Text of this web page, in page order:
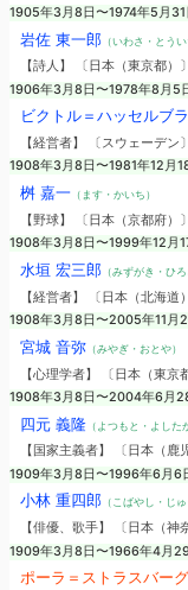
1905年3月8日〜1974年5月31
岩佐 東一郎（いわさ・とうい
【詩人】 〔日本（東京都）〕
1906年3月8日〜1978年8月5
ビクトル＝ハッセルブ
【経営者】 〔スウェーデン
1908年3月8日〜1981年12月
桝 嘉一（ます・かいち）
【野球】 〔日本（京都府）〕
1908年3月8日〜1999年12月
水垣 宏三郎（みずがき・ひろ
【経営者】 〔日本（北海道
1908年3月8日〜2005年11月
宮城 音弥（みやぎ・おとや）
【心理学者】 〔日本（東京
1908年3月8日〜2004年6月
四元 義隆（よつもと・よした
【国家主義者】 〔日本（鹿
1909年3月8日〜1996年6月6
小林 重四郎（こばやし・じゅ
【俳優、歌手】 〔日本（神
1909年3月8日〜1966年4月
ポーラ＝ストラスバーグ